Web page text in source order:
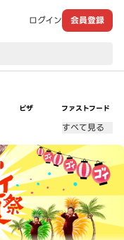
ログイン 会員登録
ピザ ファストフード
すべて見る